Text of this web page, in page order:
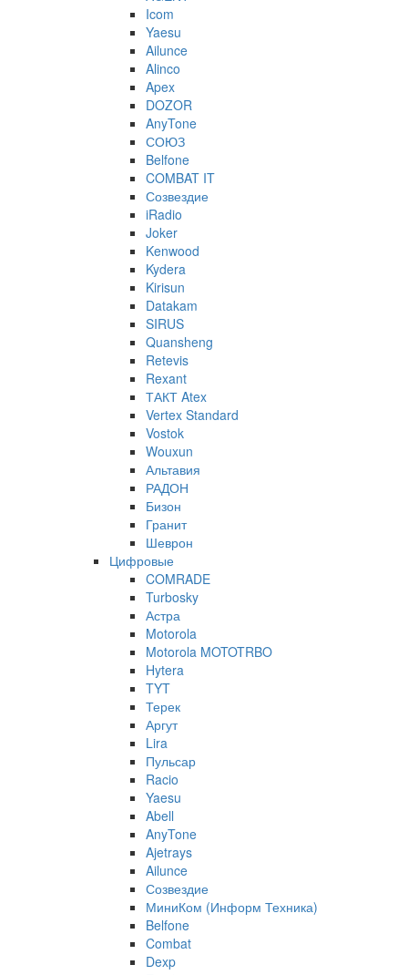
Icom
Yaesu
Ailunce
Alinco
Apex
DOZOR
AnyTone
СОЮЗ
Belfone
COMBAT IT
Созвездие
iRadio
Joker
Kenwood
Kydera
Kirisun
Datakam
SIRUS
Quansheng
Retevis
Rexant
ТАКТ Atex
Vertex Standard
Vostok
Wouxun
Альтавия
РАДОН
Бизон
Гранит
Шеврон
Цифровые
COMRADE
Turbosky
Астра
Motorola
Motorola MOTOTRBO
Hytera
TYT
Терек
Аргут
Lira
Пульсар
Racio
Yaesu
Abell
AnyTone
Ajetrays
Ailunce
Созвездие
МиниКом (Информ Техника)
Belfone
Combat
Dexp